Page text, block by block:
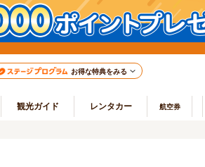
お得な特典をみる
観光ガイド レンタカー 航空券